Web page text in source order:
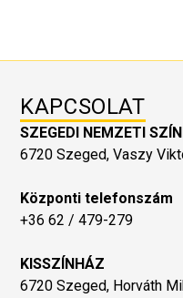
KAPCSOLAT
SZEGEDI NEMZETI
6720 Szeged, Vaszy
Központi telefonszám
+36 62 / 479-279
KISSZÍNHÁZ
6720 Szeged, Horváth